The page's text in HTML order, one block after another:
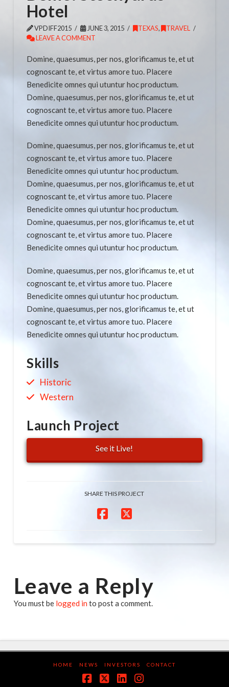
Hotel
VPDIFF2015 JUNE 3, 2015 TEXAS,
TRAVEL
LEAVE A COMMENT
Domine, quaesumus, per nos, glorificamus te, et ut
cognoscant te, et virtus amore tuo. Placere
Benedicite omnes qui utuntur hoc productum.
Domine, quaesumus, per nos, glorificamus te, et ut
cognoscant te, et virtus amore tuo. Placere
Benedicite omnes qui utuntur hoc productum.
Domine, quaesumus, per nos, glorificamus te, et ut
cognoscant te, et virtus amore tuo. Placere
Benedicite omnes qui utuntur hoc productum.
Domine, quaesumus, per nos, glorificamus te, et ut
cognoscant te, et virtus amore tuo. Placere
Benedicite omnes qui utuntur hoc productum.
Domine, quaesumus, per nos, glorificamus te, et ut
cognoscant te, et virtus amore tuo. Placere
Benedicite omnes qui utuntur hoc productum.
Domine, quaesumus, per nos, glorificamus te, et ut
cognoscant te, et virtus amore tuo. Placere
Benedicite omnes qui utuntur hoc productum.
Domine, quaesumus, per nos, glorificamus te, et ut
cognoscant te, et virtus amore tuo. Placere
Benedicite omnes qui utuntur hoc productum.
Skills
Historic
Western
Launch Project
See it Live!
SHARE THIS PROJECT
Leave a Reply
You must be logged in to post a comment.
HOME NEWS INVESTORS CONTACT